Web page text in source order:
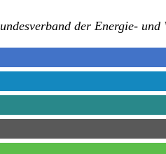
der Energie- und